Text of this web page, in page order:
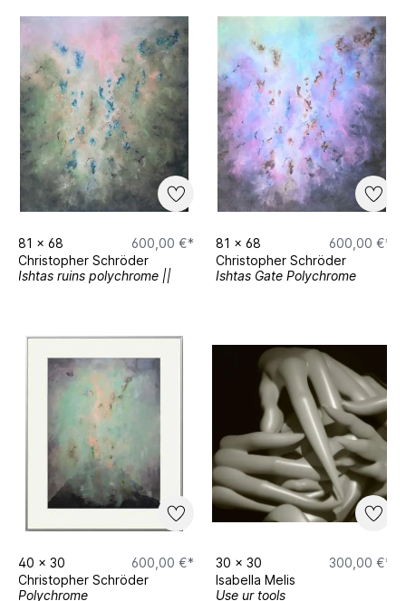
81 x 68
600,00 €*
Christopher Schröder
Ishtas ruins polychrome ||
81 x 68
600,00 €*
Christopher Schröder
Ishtas Gate Polychrome
40 x 30
600,00 €*
Christopher Schröder
Polychrome
30 x 30
300,00 €*
Isabella Melis
Use ur tools